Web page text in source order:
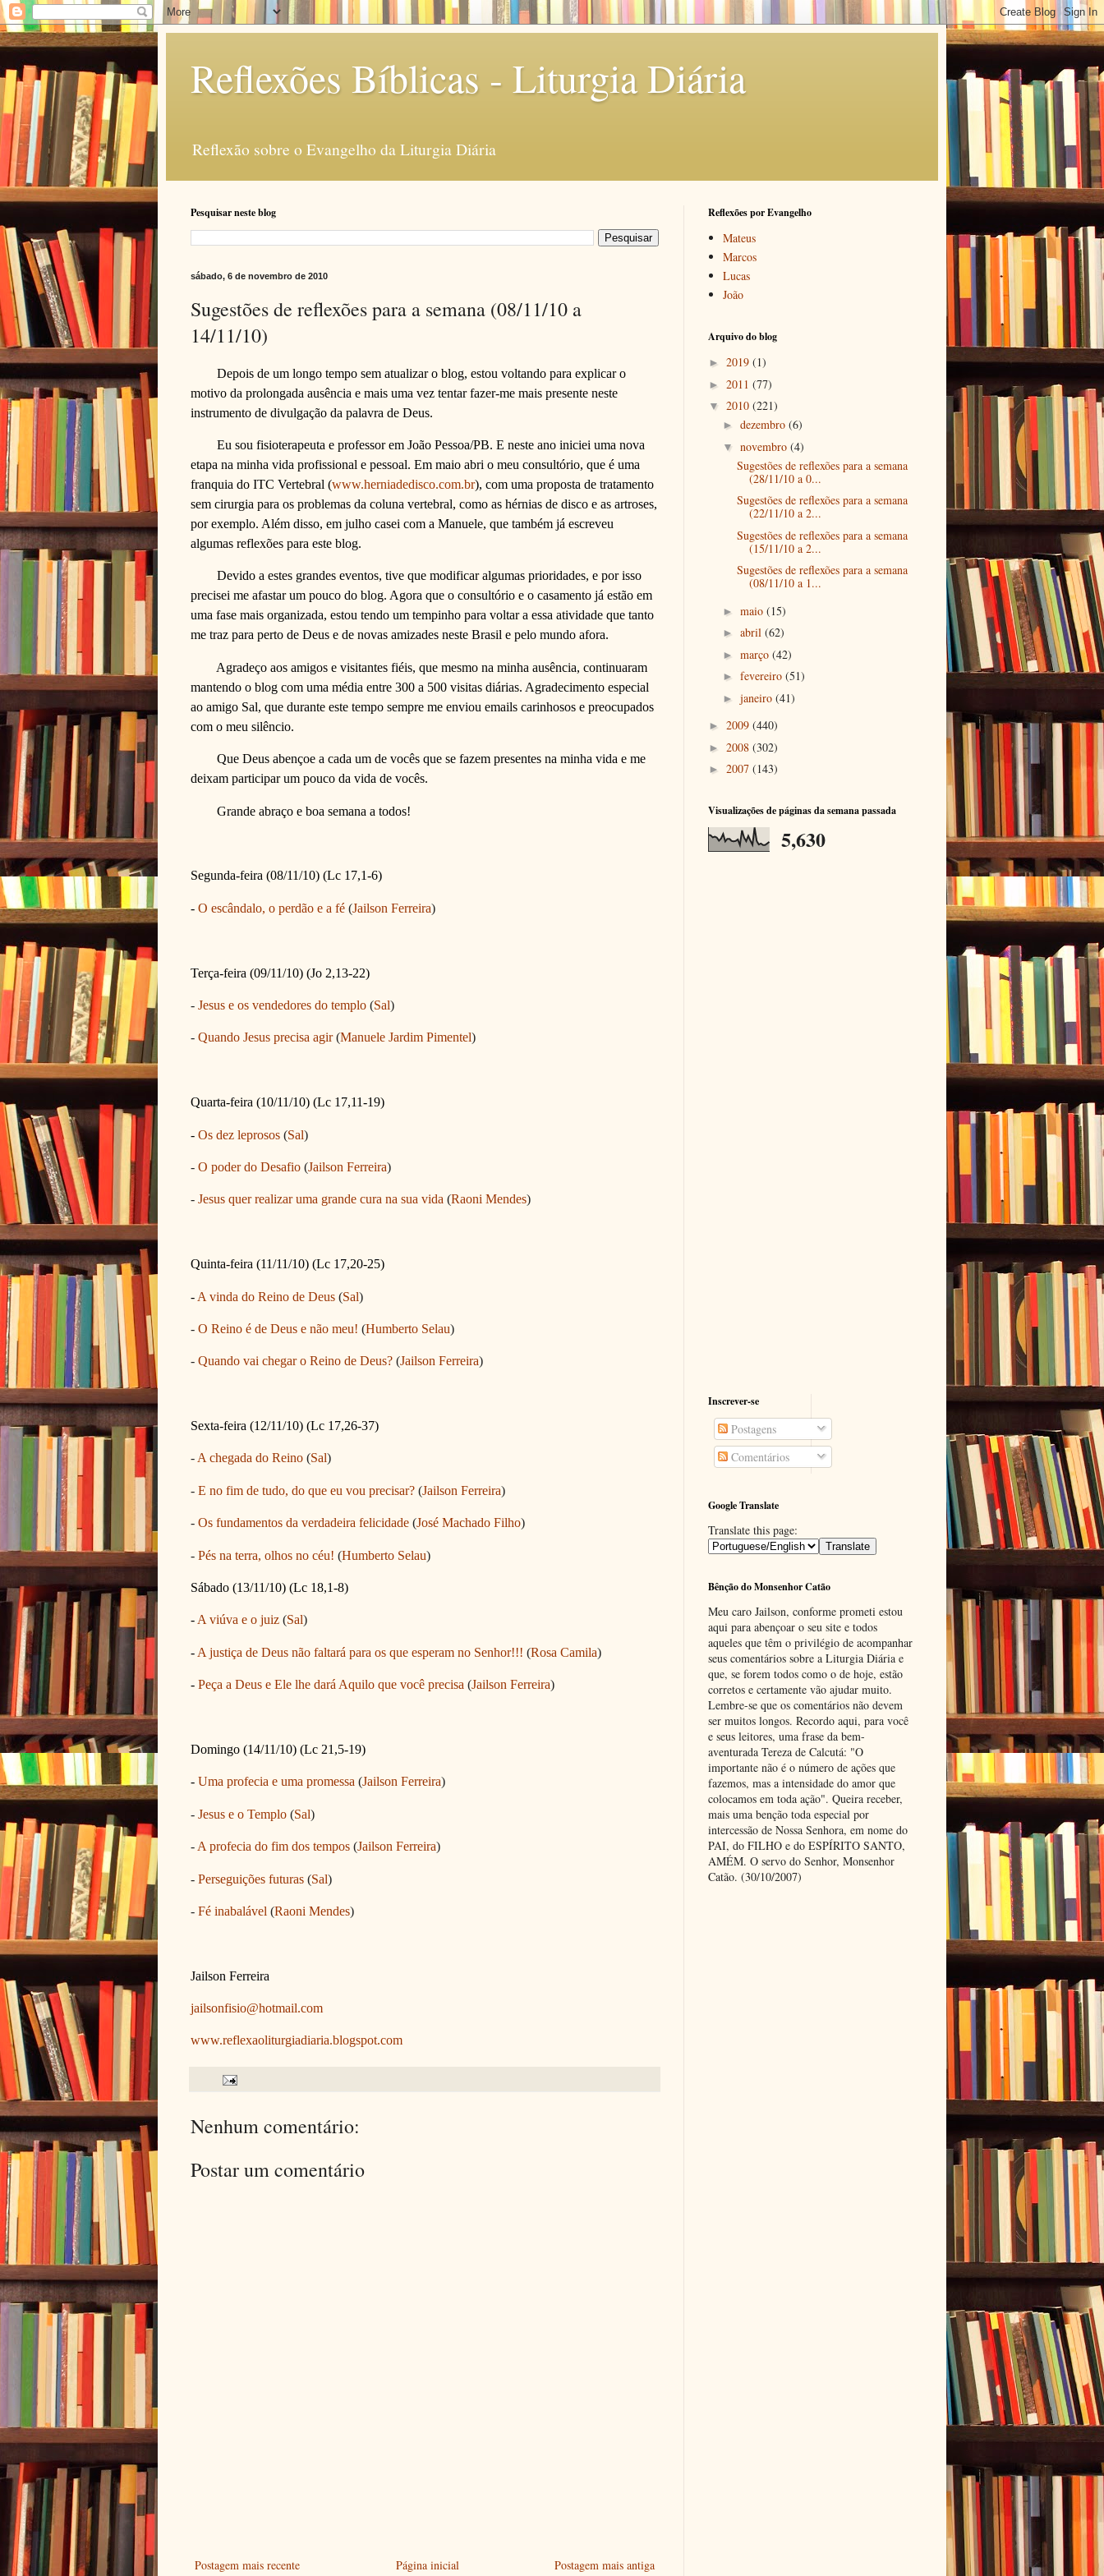
Reflexões Bíblicas - Liturgia Diária
Reflexão sobre o Evangelho da Liturgia Diária
Pesquisar neste blog
sábado, 6 de novembro de 2010
Sugestões de reflexões para a semana (08/11/10 a
14/11/10)
Depois de um longo tempo sem atualizar o blog, estou voltando para explicar o
motivo da prolongada ausência e mais uma vez tentar fazer-me mais presente neste
instrumento de divulgação da palavra de Deus.
Eu sou fisioterapeuta e professor em João Pessoa/PB. E neste ano iniciei uma nova
etapa na minha vida profissional e pessoal. Em maio abri o meu consultório, que é uma
franquia do ITC Vertebral (www.herniadedisco.com.br), com uma proposta de tratamento
sem cirurgia para os problemas da coluna vertebral, como as hérnias de disco e as artroses,
por exemplo. Além disso, em julho casei com a Manuele, que também já escreveu
algumas reflexões para este blog.
Devido a estes grandes eventos, tive que modificar algumas prioridades, e por isso
precisei me afastar um pouco do blog. Agora que o consultório e o casamento já estão em
uma fase mais organizada, estou tendo um tempinho para voltar a essa atividade que tanto
me traz para perto de Deus e de novas amizades neste Brasil e pelo mundo afora.
Agradeço aos amigos e visitantes fiéis, que mesmo na minha ausência, continuaram
mantendo o blog com uma média entre 300 a 500 visitas diárias. Agradecimento especial
ao amigo Sal, que durante este tempo sempre me enviou emails carinhosos e preocupados
com o meu silêncio.
Que Deus abençoe a cada um de vocês que se fazem presentes na minha vida e me
deixam participar um pouco da vida de vocês.
Grande abraço e boa semana a todos!
Segunda-feira (08/11/10) (Lc 17,1-6)
- O escândalo, o perdão e a fé (Jailson Ferreira)
Terça-feira (09/11/10) (Jo 2,13-22)
- Jesus e os vendedores do templo (Sal)
- Quando Jesus precisa agir(Manuele Jardim Pimentel)
Quarta-feira (10/11/10) (Lc 17,11-19)
- Os dez leprosos (Sal)
- O poder do Desafio (Jailson Ferreira)
- Jesus quer realizar uma grande cura na sua vida (Raoni Mendes)
Quinta-feira (11/11/10) (Lc 17,20-25)
- A vinda do Reino de Deus (Sal)
- O Reino é de Deus e não meu! (Humberto Selau)
- Quando vai chegar o Reino de Deus? (Jailson Ferreira)
Sexta-feira (12/11/10) (Lc 17,26-37)
-A chegada do Reino (Sal)
- E no fim de tudo, do que eu vou precisar? (Jailson Ferreira)
- Os fundamentos da verdadeira felicidade (José Machado Filho)
- Pés na terra, olhos no céu! (Humberto Selau)
Sábado (13/11/10) (Lc 18,1-8)
-A viúva e o juiz (Sal)
- A justiça de Deus não faltará para os que esperam no Senhor!!! (Rosa Camila)
- Peça a Deus e Ele lhe dará Aquilo que você precisa (Jailson Ferreira)
Domingo (14/11/10) (Lc 21,5-19)
- Uma profecia e uma promessa (Jailson Ferreira)
- Jesus e o Templo (Sal)
- A profecia do fim dos tempos (Jailson Ferreira)
- Perseguições futuras (Sal)
- Fé inabalável (Raoni Mendes)
Jailson Ferreira
jailsonfisio@hotmail.com
www.reflexaoliturgiadiaria.blogspot.com
Nenhum comentário:
Postar um comentário
Postagem mais recente Postagem mais antiga
Página inicial
Reflexões por Evangelho
Mateus
Marcos
Lucas
João
Arquivo do blog
► 2019 (1)
► 2011 (77)
▼ 2010 (221)
► dezembro (6)
▼ novembro (4)
Sugestões de reflexões para a semana
(28/11/10 a 0...
Sugestões de reflexões para a semana
(22/11/10 a 2...
Sugestões de reflexões para a semana
(15/11/10 a 2...
Sugestões de reflexões para a semana
(08/11/10 a 1...
► maio (15)
► abril (62)
► março (42)
► fevereiro (51)
► janeiro (41)
► 2009 (440)
► 2008 (302)
► 2007 (143)
Visualizações de páginas da semana passada
5,630
Inscrever-se
Postagens
Comentários
Google Translate
Translate this page:
Bênção do Monsenhor Catão
Meu caro Jailson, conforme prometi estou
aqui para abençoar o seu site e todos
aqueles que têm o privilégio de acompanhar
seus comentários sobre a Liturgia Diária e
que, se forem todos como o de hoje, estão
corretos e certamente vão ajudar muito.
Lembre-se que os comentários não devem
ser muitos longos. Recordo aqui, para você
e seus leitores, uma frase da bem-
aventurada Tereza de Calcutá: "O
importante não é o número de ações que
fazemos, mas a intensidade do amor que
colocamos em toda ação". Queira receber,
mais uma benção toda especial por
intercessão de Nossa Senhora, em nome do
PAI, do FILHO e do ESPÍRITO SANTO,
AMÉM. O servo do Senhor, Monsenhor
Catão. (30/10/2007)